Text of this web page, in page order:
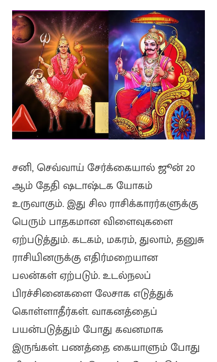
சனி, செவ்வாய் சேர்க்கையால் ஜூன் 20
ஆம் தேதி ஷடாஷ்டக யோகம்
உருவாகும். இது சில ராசிக்காரர்களுக்கு
பெரும் பாதகமான விளைவுகளை
ஏற்படுத்தும். கடகம், மகரம், துலாம், தனுசு
ராசியினருக்கு எதிர்மறையான
பலன்கள் ஏற்படும். உடல்நலப்
பிரச்சினைகளை லேசாக எடுத்துக்
கொள்ளாதீர்கள். வாகனத்தைப்
பயன்படுத்தும் போது கவனமாக
இருங்கள். பணத்தை கையாளும் போது